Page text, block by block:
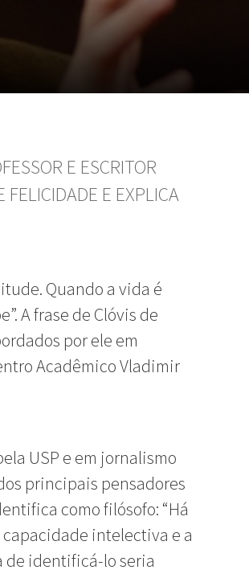
E ESCRITOR
FELICIDADE E EXPLICA
Quando a vida é
A frase de Clóvis de
por ele em
Acadêmico Vladimir
USP e em jornalismo
principais pensadores
como filósofo: “Há
intelectiva e a
de identificá-lo seria